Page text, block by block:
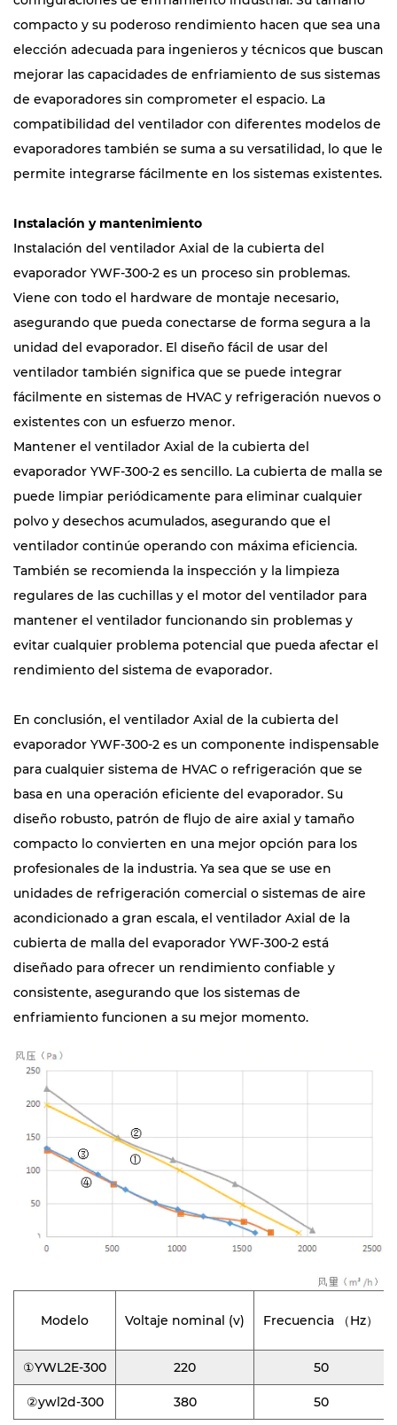
compacto y su poderoso rendimiento hacen que sea una
elección adecuada para ingenieros y técnicos que buscan
mejorar las capacidades de enfriamiento de sus sistemas
de evaporadores sin comprometer el espacio. La
compatibilidad del ventilador con diferentes modelos de
evaporadores también se suma a su versatilidad, lo que le
permite integrarse fácilmente en los sistemas existentes.
Instalación y mantenimiento
Instalación del ventilador Axial de la cubierta del
evaporador YWF-300-2 es un proceso sin problemas.
Viene con todo el hardware de montaje necesario,
asegurando que pueda conectarse de forma segura a la
unidad del evaporador. El diseño fácil de usar del
ventilador también significa que se puede integrar
fácilmente en sistemas de HVAC y refrigeración nuevos o
existentes con un esfuerzo menor.
Mantener el ventilador Axial de la cubierta del
evaporador YWF-300-2 es sencillo. La cubierta de malla se
puede limpiar periódicamente para eliminar cualquier
polvo y desechos acumulados, asegurando que el
ventilador continúe operando con máxima eficiencia.
También se recomienda la inspección y la limpieza
regulares de las cuchillas y el motor del ventilador para
mantener el ventilador funcionando sin problemas y
evitar cualquier problema potencial que pueda afectar el
rendimiento del sistema de evaporador.
En conclusión, el ventilador Axial de la cubierta del
evaporador YWF-300-2 es un componente indispensable
para cualquier sistema de HVAC o refrigeración que se
basa en una operación eficiente del evaporador. Su
diseño robusto, patrón de flujo de aire axial y tamaño
compacto lo convierten en una mejor opción para los
profesionales de la industria. Ya sea que se use en
unidades de refrigeración comercial o sistemas de aire
acondicionado a gran escala, el ventilador Axial de la
cubierta de malla del evaporador YWF-300-2 está
diseñado para ofrecer un rendimiento confiable y
consistente, asegurando que los sistemas de
enfriamiento funcionen a su mejor momento.
Modelo Voltaje nominal (v) Frecuencia （Hz）
①YWL2E-300 220 50
②ywl2d-300 380 50